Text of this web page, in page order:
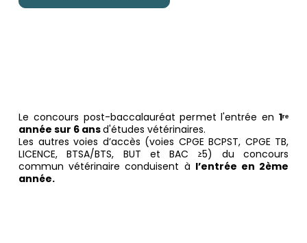
Le concours post-baccalauréat permet l'entrée en 1ʳᵉ
année sur 6 ansd'études vétérinaires.
Les autres voies d’accès (voies CPGE BCPST, CPGE TB,
LICENCE, BTSA/BTS, BUT et BAC ≥5) du concours
commun vétérinaire conduisent à l’entrée en 2ème
année.